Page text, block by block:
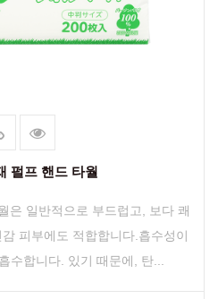
펄프 핸드 타월
은 일반적으로 부드럽고, 보다 쾌
피부에도 적합합니다.흡수성이
수합니다. 있기 때문에, 탄...